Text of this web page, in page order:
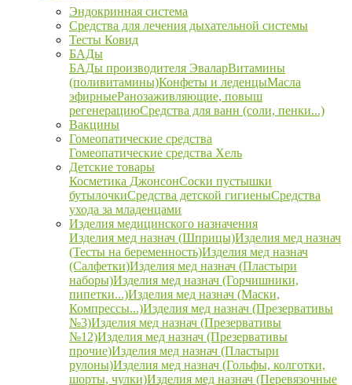
Эндокринная система
Средства для лечения дыхательной системы
Тесты Ковид
БАДы
БАДы производителя ЭваларВитамины
(поливитамины)Конфеты и леденцыМасла
эфирныеРанозаживляющие, повыш
регенерациюСредства для ванн (соли, пенки...)
Вакцины
Гомеопатические средства
Гомеопатические средства Хель
Детские товары
Косметика ДжонсонСоски пустышки
бутылочкиСредства детской гигиеныСредства
ухода за младенцами
Изделия медицинского назначения
Изделия мед назнач (Шприцы)Изделия мед назнач
(Тесты на беременность)Изделия мед назнач
(Салфетки)Изделия мед назнач (Пластыри
наборы)Изделия мед назнач (Горчишники,
пипетки...)Изделия мед назнач (Маски,
Компрессы...)Изделия мед назнач (Презервативы
№3)Изделия мед назнач (Презервативы
№12)Изделия мед назнач (Презервативы
прочие)Изделия мед назнач (Пластыри
рулоны)Изделия мед назнач (Гольфы, колготки,
шорты, чулки)Изделия мед назнач (Перевязочные